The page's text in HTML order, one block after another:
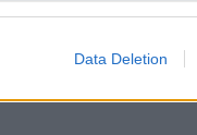
Data Deletion